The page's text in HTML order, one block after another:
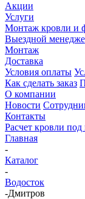
Акции
Услуги
Монтаж кровли и
Выездной
Монтаж
Доставка
Условия оплаты
Как сделать заказ
О компании
Новости
Контакты
Расчет кровли
Главная
-
Каталог
-
Водосток
-Дмитров